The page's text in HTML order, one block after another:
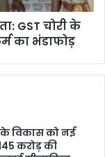
GST चोरी के
का भंडाफोड़
के विकास को नई
करोड़ की